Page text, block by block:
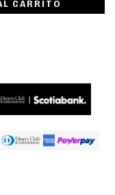
CARRITO